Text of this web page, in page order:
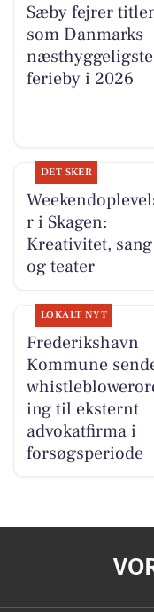
Sæby fejrer
som Danmarks
næsthyggeligste
ferieby i 2026
DET SKER
r i Skagen:
Kreativitet, sang
og teater
LOKALT NYT
Frederikshavn
Kommune
ing til eksternt
advokatfirma i
forsøgsperiode